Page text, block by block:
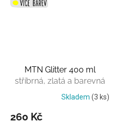
MTN Glitter 400 ml
stříbrná, zlatá a barevná
třpytkaSkladem (3 ks)
260 Kč